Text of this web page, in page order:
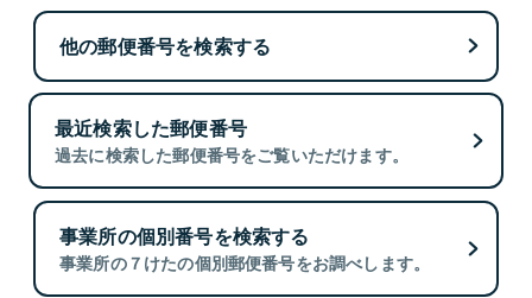
他の郵便番号を検索する
最近検索した郵便番号
過去に検索した郵便番号をご覧いただけます。
事業所の個別番号を検索する
事業所の７けたの個別郵便番号をお調べします。